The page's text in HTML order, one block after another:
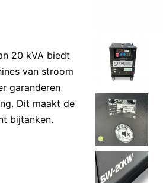
20 kVA biedt
van stroom
garanderen
Dit maakt de
bijtanken.